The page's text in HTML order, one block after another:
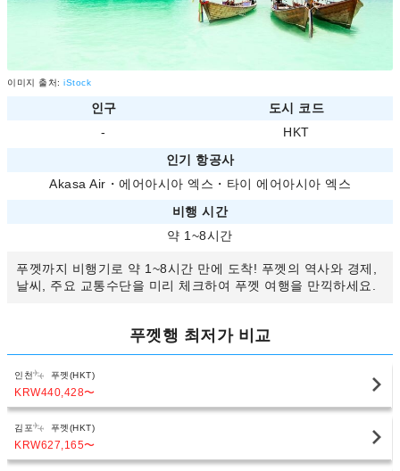
이미지 출처: iStock
인구
도시 코드
-
HKT
인기 항공사
Akasa Air ・ 에어아시아 엑스 ・ 타이 에어아시아 엑스
비행 시간
약 1~8시간
푸껫까지 비행기로 약 1~8시간 만에 도착! 푸껫의 역사와 경제,
날씨, 주요 교통수단을 미리 체크하여 푸껫 여행을 만끽하세요.
푸껫행 최저가 비교
인천 푸껫(HKT)
KRW440,428〜
김포 푸껫(HKT)
KRW627,165〜